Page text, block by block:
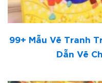
99+ Mẫu Vẽ Tranh
Dẫn Vẽ